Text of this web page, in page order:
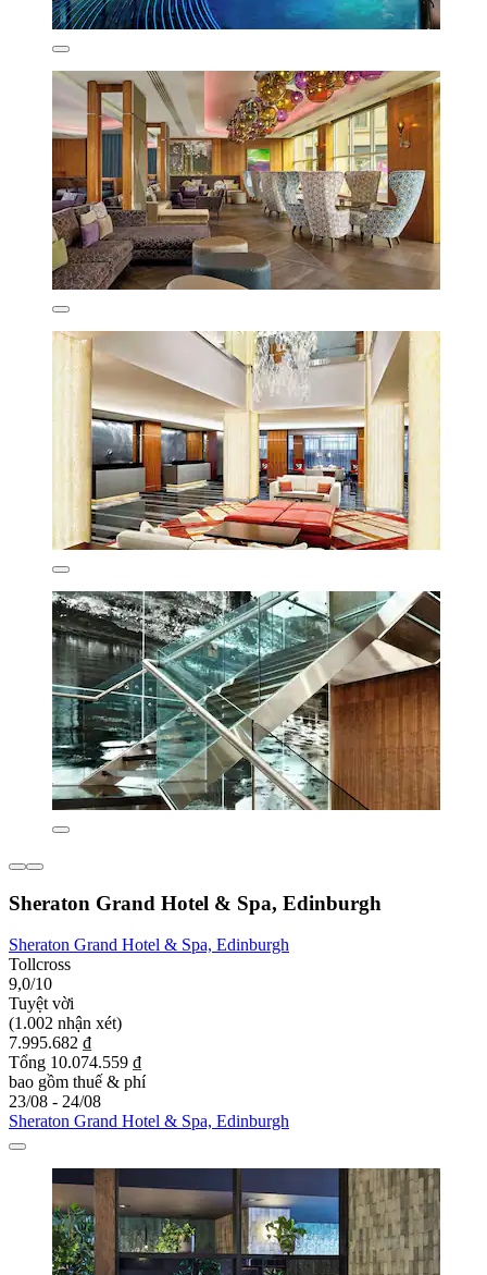
Sheraton Grand Hotel & Spa, Edinburgh
Sheraton Grand Hotel & Spa, Edinburgh
Tollcross
9,0/10
Tuyệt vời
(1.002 nhận xét)
7.995.682 ₫
Tổng 10.074.559 ₫
bao gồm thuế & phí
23/08 - 24/08
Sheraton Grand Hotel & Spa, Edinburgh